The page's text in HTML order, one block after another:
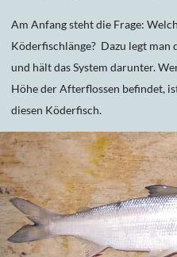
Am Anfang steht die Frage:
Köderfischlänge? Dazu legt man
und hält das System darunter.
Höhe der Afterflossen befindet,
diesen Köderfisch.